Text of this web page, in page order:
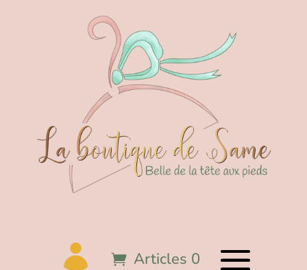
Articles 0